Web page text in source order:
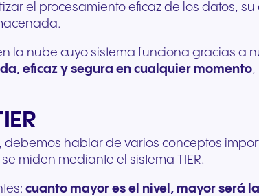
para
a
Comunicación fiable para
ágiles y un mejor apoyo a la
ciudadanía.
el procesamiento eficaz de los datos,
la nube cuyo sistema funciona gracias a
eficaz y segura en cualquier momento
hablar de varios conceptos
miden mediante el sistema TIER.
cuanto mayor es el nivel, mayor será